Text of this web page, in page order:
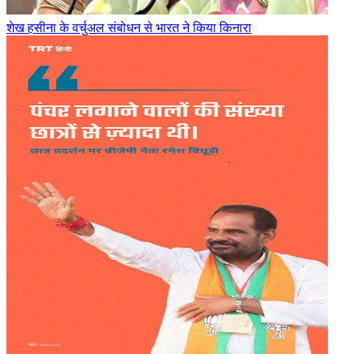
शेख हसीना के वर्चुअल संबोधन से भारत ने किया किनारा